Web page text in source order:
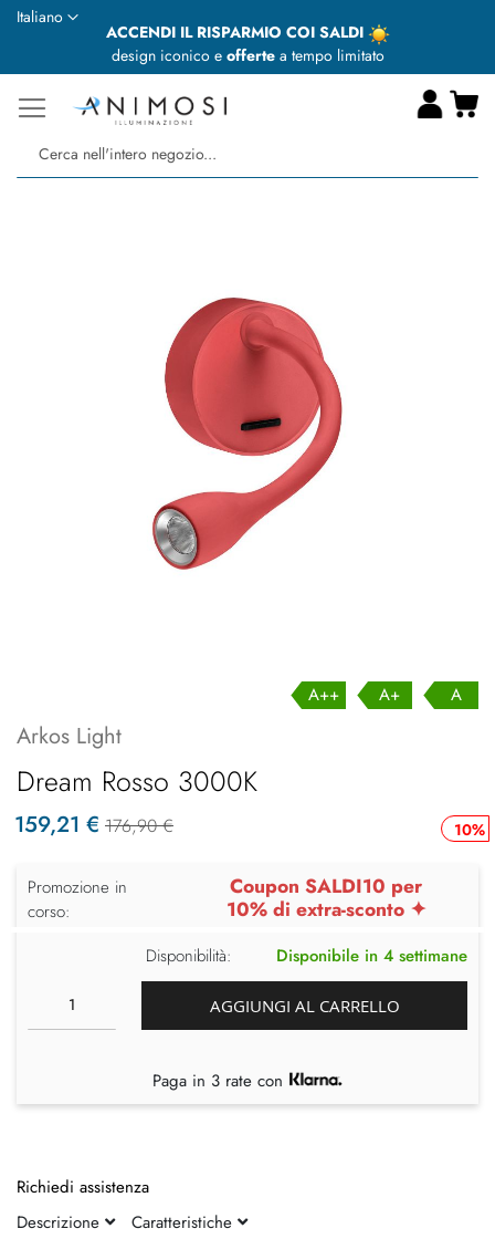
ACCENDI IL RISPARMIO COI SALDI
design iconico e offertea tempo limitato
Lingua
Italiano
A++ A+ A
Arkos Light
Dream Rosso 3000K
10%
159,21 € 176,90 €
Promozione in
corso:
Coupon SALDI10 per
10% di extra-sconto ✦
Disponibilità: Disponibile in 4 settimane
AGGIUNGI AL CARRELLO
Paga in 3 rate con
Richiedi assistenza
Descrizione
Caratteristiche